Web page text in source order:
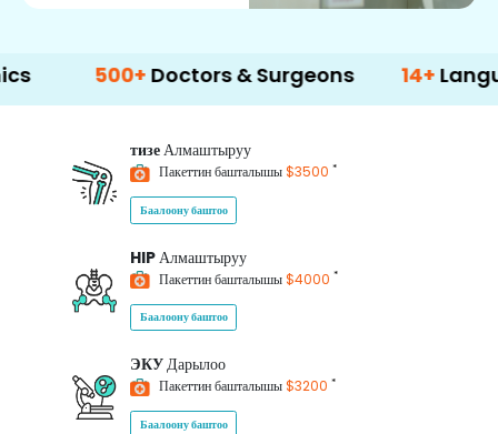
500+ Doctors & Surgeons 14+ Language
тизеАлмаштыруу
Пакеттин башталышы$3500 *
Баалоону баштоо
HIPАлмаштыруу
Пакеттин башталышы$4000 *
Баалоону баштоо
ЭКУДарылоо
Пакеттин башталышы$3200 *
Баалоону баштоо